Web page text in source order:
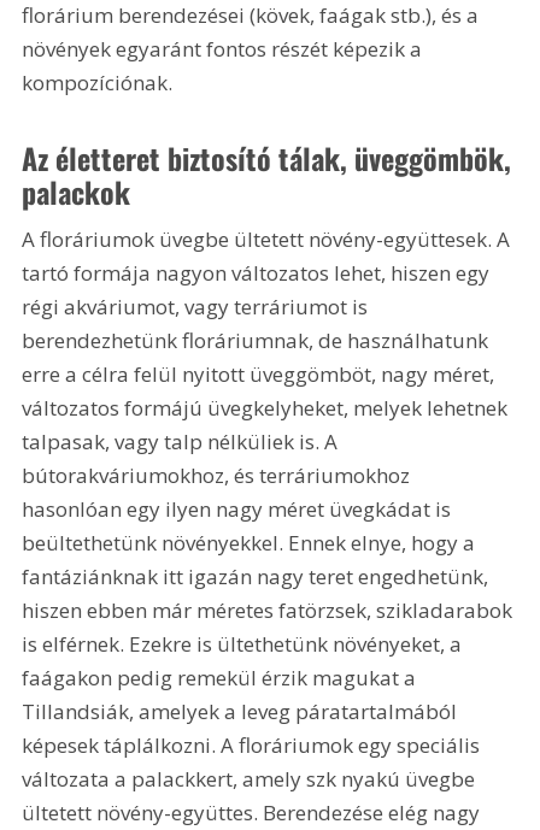
florárium berendezései (kövek, faágak stb.), és a
növények egyaránt fontos részét képezik a
kompozíciónak.
Az életteret biztosító tálak, üveggömbök,
palackok
A floráriumok üvegbe ültetett növény-együttesek. A
tartó formája nagyon változatos lehet, hiszen egy
régi akváriumot, vagy terráriumot is
berendezhetünk floráriumnak, de használhatunk
erre a célra felül nyitott üveggömböt, nagy méret,
változatos formájú üvegkelyheket, melyek lehetnek
talpasak, vagy talp nélküliek is. A
bútorakváriumokhoz, és terráriumokhoz
hasonlóan egy ilyen nagy méret üvegkádat is
beültethetünk növényekkel. Ennek elnye, hogy a
fantáziánknak itt igazán nagy teret engedhetünk,
hiszen ebben már méretes fatörzsek, szikladarabok
is elférnek. Ezekre is ültethetünk növényeket, a
faágakon pedig remekül érzik magukat a
Tillandsiák, amelyek a leveg páratartalmából
képesek táplálkozni. A floráriumok egy speciális
változata a palackkert, amely szk nyakú üvegbe
ültetett növény-együttes. Berendezése elég nagy